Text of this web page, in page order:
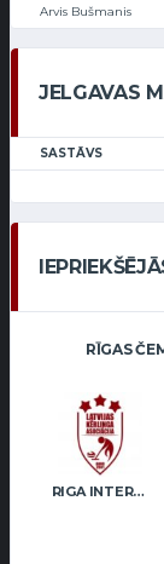
Arvis Bušmanis
JELGAVAS
SASTĀVS
RĪGAS
RIGA INTERNATIONAL CURLING CLUB / GRAY